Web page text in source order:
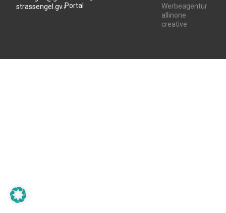
strassengel.gv.atPortal
Werbeagentur
allinone
creative